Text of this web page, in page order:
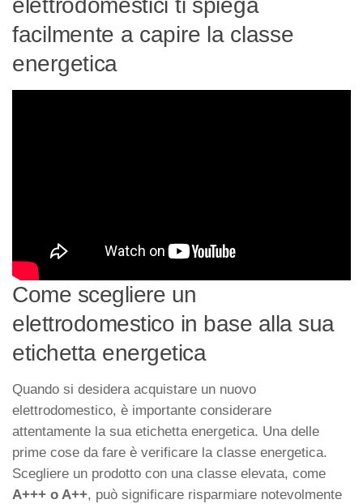
facilmente a capire la classe
energetica
Come scegliere un
elettrodomestico in base alla sua
etichetta energetica
Quando si desidera acquistare un nuovo
elettrodomestico, è importante considerare
attentamente la sua etichetta energetica. Una delle
prime cose da fare è verificare la classe energetica.
Scegliere un prodotto con una classe elevata, come
A+++ o A++, può significare risparmiare notevolmente